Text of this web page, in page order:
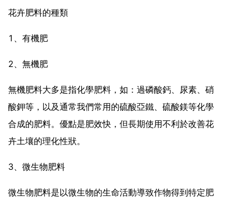
花卉肥料的種類
1、有機肥
2、無機肥
無機肥料大多是指化學肥料，如：過磷酸鈣、尿素、硝
酸鉀等，以及通常我們常用的硫酸亞鐵、硫酸鎂等化學
合成的肥料。優點是肥效快，但長期使用不利於改善花
卉土壤的理化性狀。
3、微生物肥料
微生物肥料是以微生物的生命活動導致作物得到特定肥